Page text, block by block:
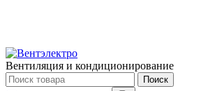
Вентиляция и кондиционирование
Поиск